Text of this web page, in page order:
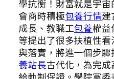
學抗衡！財富就是宇
會商時積極包養行情建
成長、教職工包養權益
等提出了很多扶植性
與落實，將進一個步
養站長古代化，為完